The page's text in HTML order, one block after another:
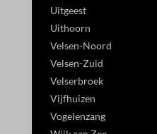
Uitgeest
Uithoorn
Velsen-Noord
Velsen-Zuid
Velserbroek
Vijfhuizen
Vogelenzang